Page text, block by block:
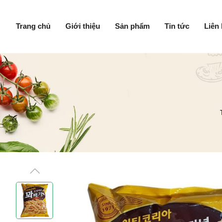
Trang chủ Giới thiệu Sản phẩm Tin tức Liên